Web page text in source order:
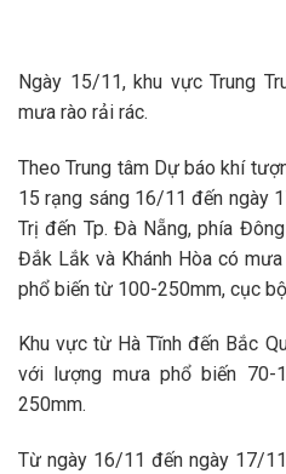
Ngày 15/11, khu vực Trung
mưa rào rải rác.
Theo Trung tâm Dự báo khí
15 rạng sáng 16/11 đến ngày
Trị đến Tp. Đà Nẵng, phía
Đắk Lắk và Khánh Hòa có
phổ biến từ 100-250mm, cục
Khu vực từ Hà Tĩnh đến Bắc
với lượng mưa phổ biến 70-
250mm.
Từ ngày 16/11 đến ngày 17/